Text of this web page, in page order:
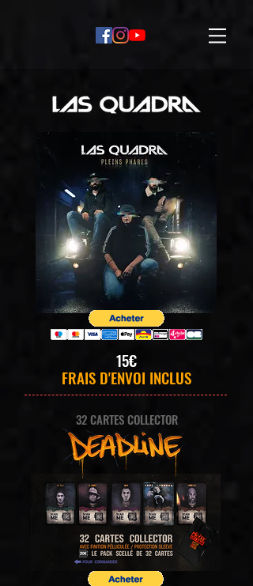
15€
FRAIS D'ENVOI INCLUS
32 CARTES COLLECTOR